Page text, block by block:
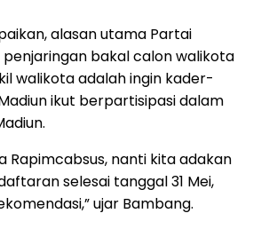
alasan utama Partai
bakal calon walikota
walikota adalah ingin kader-
ikut berpartisipasi dalam
Rapimcabsus, nanti kita adakan
selesai tanggal 31 Mei,
ujar Bambang.